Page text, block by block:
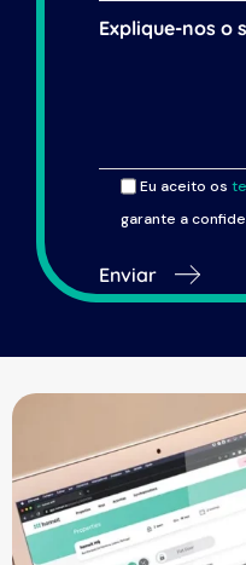
Eu aceito os
garante a
Enviar